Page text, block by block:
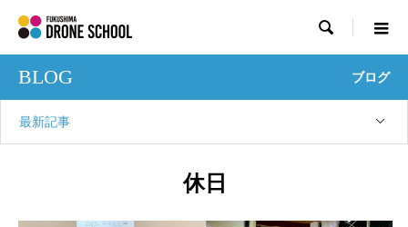

BLOG ブログ
最新記事
休日